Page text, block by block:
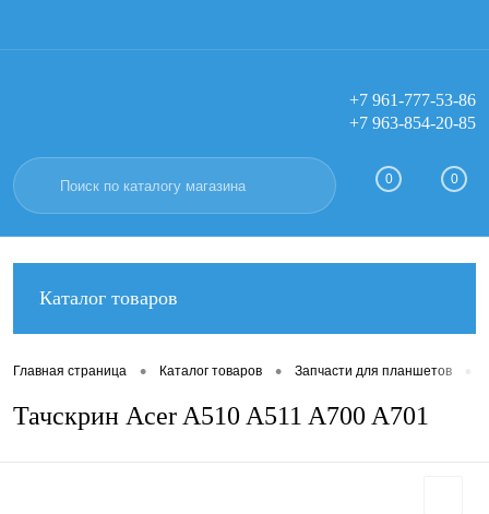
Вход Регистрация
+7 961-777-53-86
+7 963-854-20-85
0 0
Каталог товаров
Главная страница • Каталог товаров • Запчасти для планшетов
Тачскрин Acer A510 A511 A700 A701